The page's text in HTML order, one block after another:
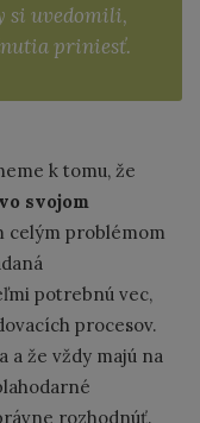
si uvedomili,
priniesť.
k tomu, že
svojom
celým problémom
potrebnú vec,
procesov.
a že vždy majú na
rozhodnúť.